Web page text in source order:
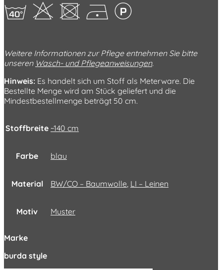
hHUDL
Weitere Informationen zur Pflege entnehmen Sie bitte
unseren Wasch- und Pflegeanweisungen.
Hinweis: Es handelt sich um Stoff als Meterware. Die
Bestellte Menge wird am Stück geliefert und die
Mindestbestellmenge beträgt 50 cm.
Stoffbreite ~140 cm
Farbe blau
Material BW/CO – Baumwolle, LI – Leinen
Motiv Muster
Marke
burda style